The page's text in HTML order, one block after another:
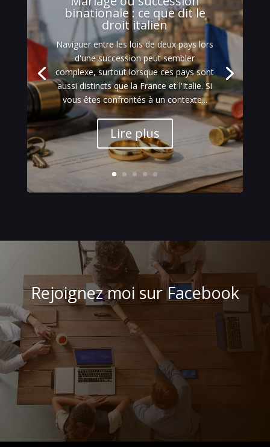
binationale : ce que dit le
droit italien
Naviguer entre les lois de deux pays lors
d'une succession peut sembler
complexe, surtout lorsque ces pays sont
aussi distincts que la France et l'Italie. Si
vous êtes confrontés à un contexte...
Lire plus
Rejoignez moi sur Facebook